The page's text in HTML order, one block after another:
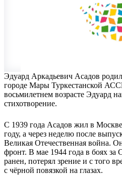
Эдуард Аркадьевич Асадов
городе Мары Туркестанской
восьмилетнем возрасте Эдуард
стихотворение.
С 1939 года Асадов жил в
году, а через неделю после
Великая Отечественная война.
фронт. В мае 1944 года в боях за
ранен, потерял зрение и с того
с чёрной повязкой на глазах.